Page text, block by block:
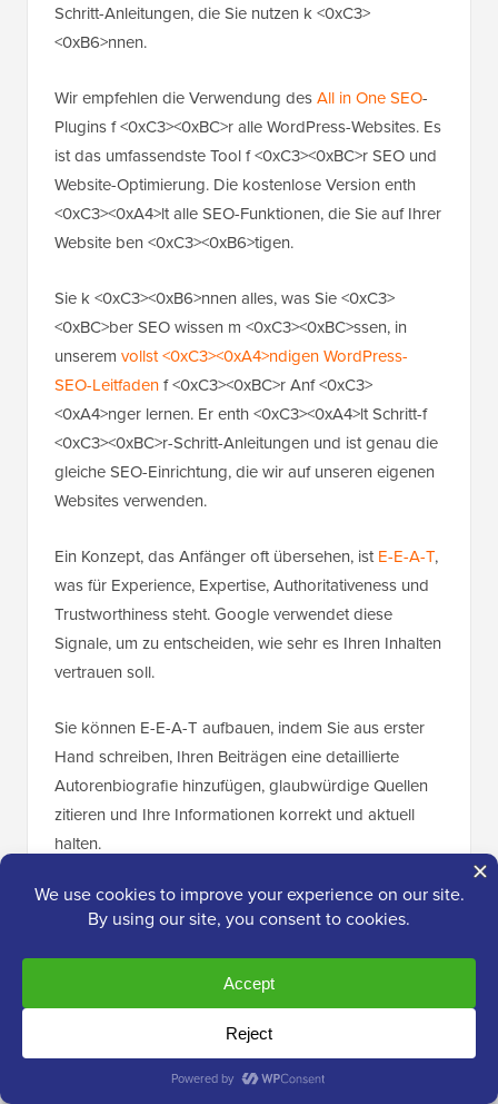
Schritt-Anleitungen, die Sie nutzen k <0xC3>
<0xB6>nnen.
Wir empfehlen die Verwendung desAll in One SEO-
Plugins f <0xC3><0xBC>r alle WordPress-Websites. Es
ist das umfassendste Tool f <0xC3><0xBC>r SEO und
Website-Optimierung. Die kostenlose Version enth
<0xC3><0xA4>lt alle SEO-Funktionen, die Sie auf Ihrer
Website ben <0xC3><0xB6>tigen.
Sie k <0xC3><0xB6>nnen alles, was Sie <0xC3>
<0xBC>ber SEO wissen m <0xC3><0xBC>ssen, in
unserem vollst <0xC3><0xA4>ndigen WordPress-
SEO-Leitfadenf <0xC3><0xBC>r Anf <0xC3>
<0xA4>nger lernen. Er enth <0xC3><0xA4>lt Schritt-f
<0xC3><0xBC>r-Schritt-Anleitungen und ist genau die
gleiche SEO-Einrichtung, die wir auf unseren eigenen
Websites verwenden.
Ein Konzept, das Anfänger oft übersehen, istE-E-A-T,
was für Experience, Expertise, Authoritativeness und
Trustworthiness steht. Google verwendet diese
Signale, um zu entscheiden, wie sehr es Ihren Inhalten
vertrauen soll.
Sie können E-E-A-T aufbauen, indem Sie aus erster
Hand schreiben, Ihren Beiträgen eine detaillierte
Autorenbiografie hinzufügen, glaubwürdige Quellen
zitieren und Ihre Informationen korrekt und aktuell
halten.
Diese Signale sind besonders wichtig geworden, da
Google daran arbeitet, hilfreiche, von Experten
erstellte Inhalte von dünnen oder generischen Seiten
7. Lernen Sie, großartige Überschriften
zu schreiben